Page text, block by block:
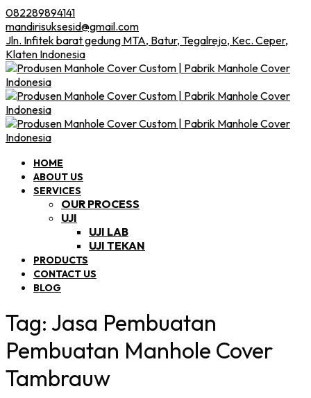
082289894141
mandirisuksesid@gmail.com
Jln. Infitek barat gedung MTA, Batur, Tegalrejo, Kec. Ceper,
Klaten Indonesia
HOME
ABOUT US
SERVICES
OUR PROCESS
UJI
UJI LAB
UJI TEKAN
PRODUCTS
CONTACT US
BLOG
Tag: Jasa Pembuatan
Pembuatan Manhole Cover
Tambrauw